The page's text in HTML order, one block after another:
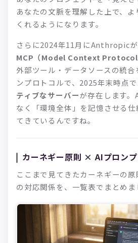
あなたの文脈を理解した上で、
くれるようになります。
さらに2024年11月にAnthropic
MCP（Model Context Protocol
外部ツール・データソースの統
ンプロトコルで、2025年末時点で
ティブなサーバーが存在します。
なく「環境全体」を記憶させる
てきているんですね。
カーネギー原則 × AIプロン
ここまで見てきたカーネギーの
の対応関係を、一覧表でまとめま